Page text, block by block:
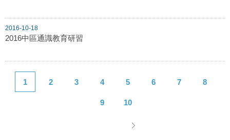
2016-10-18
2016中區通識教育研習
1 2 3 4 5 6 7 8
9 10